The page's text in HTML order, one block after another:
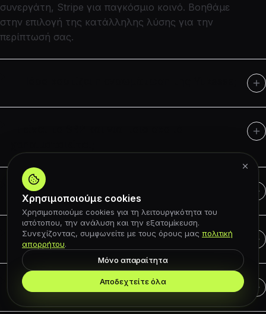
συνεργάτη, Stripe για παγκόσμιο κοινό. Βοηθάμε
στην επιλογή της κατάλληλης λύσης για την
περίπτωσή σας.
Τι είναι ο νόμος 54/ΦΖ και χρειάζομαι αυτό;
Κάνετε επαναλαμβανόμενη χρέωση;
Ποια πλατφόρμες υποστηρίζετε;
Χρησιμοποιούμε cookies
Χρησιμοποιούμε cookies για τη λειτουργικότητα του
ιστότοπου, την ανάλυση και την εξατομίκευση.
Συνεχίζοντας, συμφωνείτε με τους όρους μας πολιτική
απορρήτου.
Μόνο απαραίτητα
Αποδεχτείτε όλα